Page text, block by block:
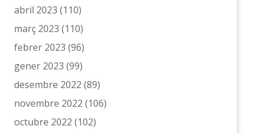
abril 2023 (110)
març 2023 (110)
febrer 2023 (96)
gener 2023 (99)
desembre 2022 (89)
novembre 2022 (106)
octubre 2022 (102)